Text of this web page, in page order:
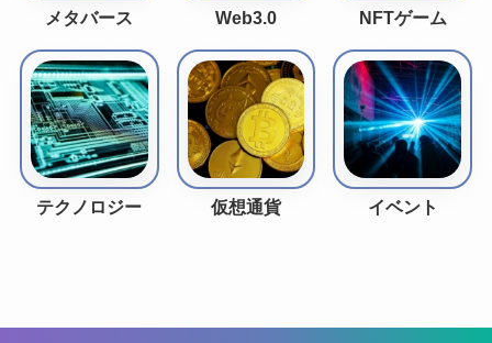
メタバース Web3.0 NFTゲーム
テクノロジー 仮想通貨 イベント